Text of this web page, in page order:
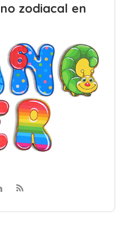
zodiacal en